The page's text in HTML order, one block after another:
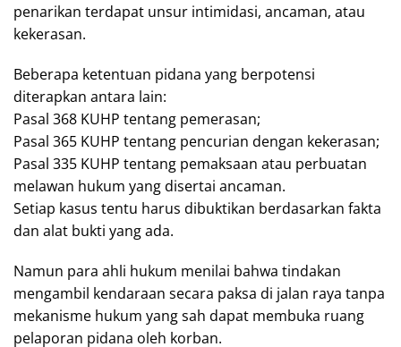
penarikan terdapat unsur intimidasi, ancaman, atau
kekerasan.
Beberapa ketentuan pidana yang berpotensi
diterapkan antara lain:
Pasal 368 KUHP tentang pemerasan;
Pasal 365 KUHP tentang pencurian dengan kekerasan;
Pasal 335 KUHP tentang pemaksaan atau perbuatan
melawan hukum yang disertai ancaman.
Setiap kasus tentu harus dibuktikan berdasarkan fakta
dan alat bukti yang ada.
Namun para ahli hukum menilai bahwa tindakan
mengambil kendaraan secara paksa di jalan raya tanpa
mekanisme hukum yang sah dapat membuka ruang
pelaporan pidana oleh korban.